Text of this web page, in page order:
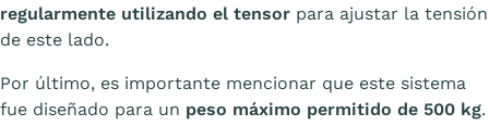
regularmente utilizando el tensor para ajustar la tensión
de este lado.
Por último, es importante mencionar que este sistema
fue diseñado para un peso máximo permitido de 500 kg.